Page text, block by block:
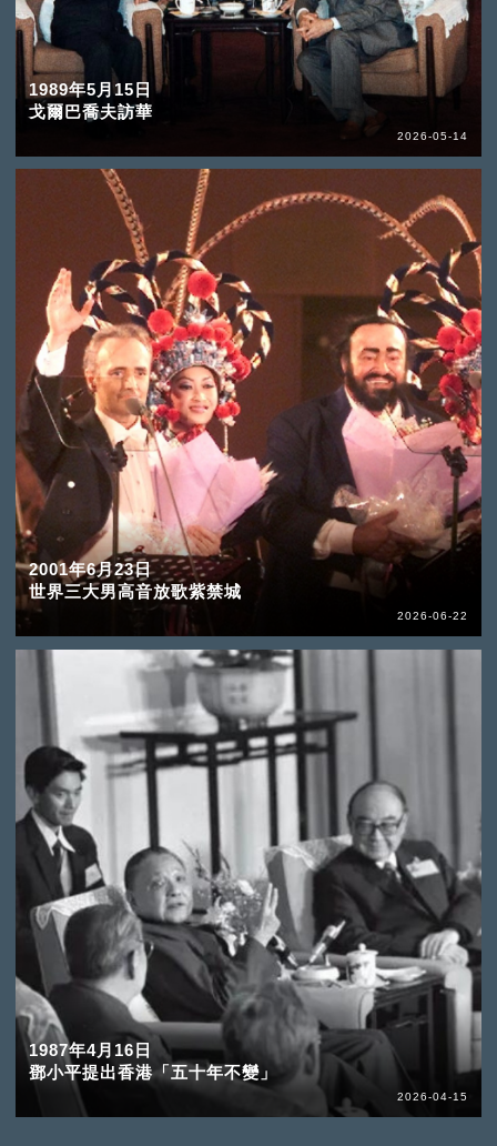
1989年5月15日
戈爾巴喬夫訪華
2026-05-14
2001年6月23日
世界三大男高音放歌紫禁城
2026-06-22
1987年4月16日
鄧小平提出香港「五十年不變」
2026-04-15